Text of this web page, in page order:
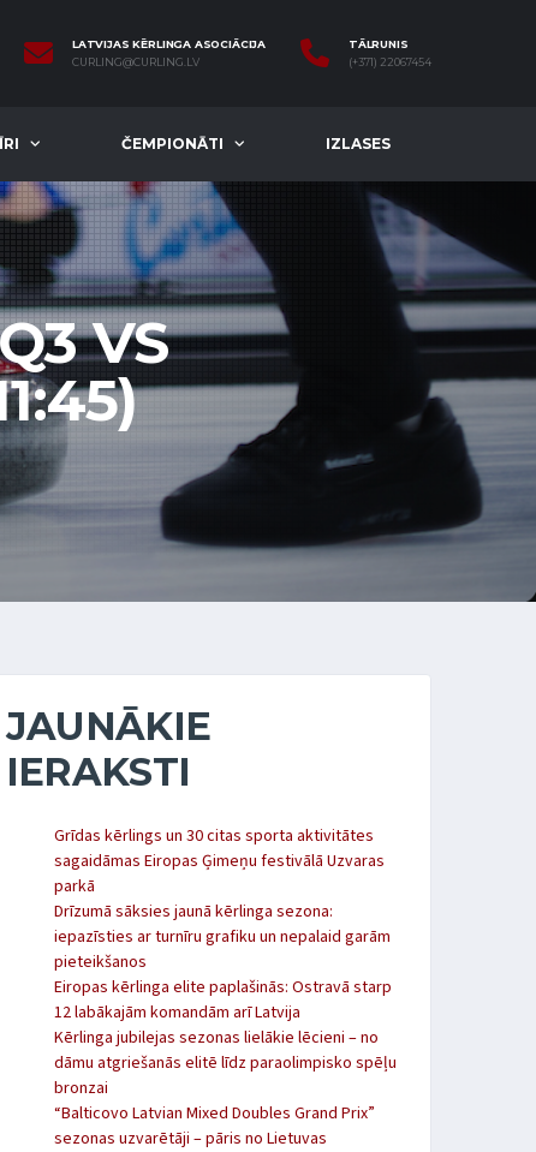
LATVIJAS KĒRLINGA ASOCIĀCIJA
CURLING@CURLING.LV
TĀLRUNIS
(+371) 22067454
ČEMPIONĀTI IZLASES
VS
JAUNĀKIE
IERAKSTI
Grīdas kērlings un 30 citas sporta aktivitātes
sagaidāmas Eiropas Ģimeņu festivālā Uzvaras
parkā
Drīzumā sāksies jaunā kērlinga sezona:
iepazīsties ar turnīru grafiku un nepalaid garām
pieteikšanos
Eiropas kērlinga elite paplašinās: Ostravā starp
12 labākajām komandām arī Latvija
Kērlinga jubilejas sezonas lielākie lēcieni – no
dāmu atgriešanās elitē līdz paraolimpisko spēļu
bronzai
“Balticovo Latvian Mixed Doubles Grand Prix”
sezonas uzvarētāji – pāris no Lietuvas